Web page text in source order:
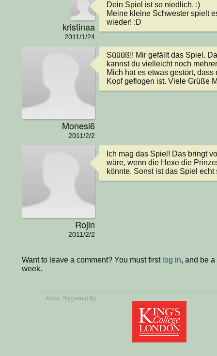
kristinaa
2011/1/24
Dein Spiel ist so niedlich. :)
Meine kleine Schwester spielt
wieder! :D
Monesi6
2011/2/2
Süüüß!! Mir gefällt das Spiel.
kannst du vielleicht noch
Mich hat es etwas gestört,
Kopf geflogen ist. Viele Grüße
Rojin
2011/2/2
Ich mag das Spiel! Das bringt
wäre, wenn die Hexe die
könnte. Sonst ist das Spiel echt
Want to leave a comment? You must first log in, and be
week.
About, Supported By